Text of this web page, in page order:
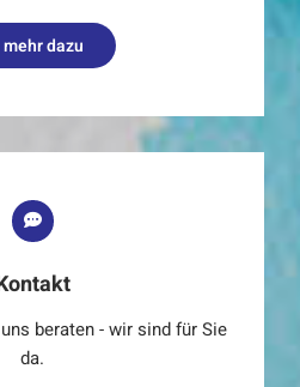
mehr dazu
beraten - wir sind für Sie
da.